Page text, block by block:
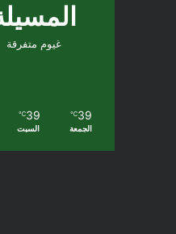
غيوم متفرقة
39
℃
الجمعة
39
℃
السبت